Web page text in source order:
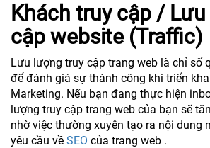
Khách truy cập /
cập website (Traffic)
Lưu lượng truy cập trang web là chỉ số
để đánh giá sự thành công khi triển
Marketing. Nếu bạn đang thực hiện
lượng truy cập trang web của bạn sẽ
nhờ việc thường xuyên tạo ra nội dung
yêu cầu về SEO của trang web .